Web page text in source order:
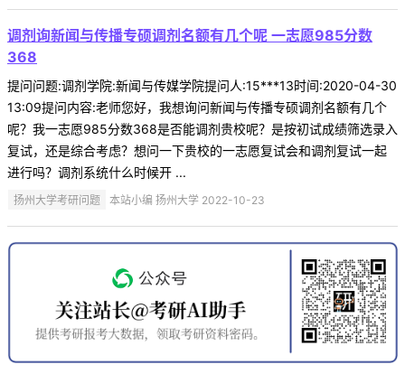
调剂询新闻与传播专硕调剂名额有几个呢 一志愿985分数
368
提问问题:调剂学院:新闻与传媒学院提问人:15***13时间:2020-04-30
13:09提问内容:老师您好，我想询问新闻与传播专硕调剂名额有几个
呢？我一志愿985分数368是否能调剂贵校呢？是按初试成绩筛选录入
复试，还是综合考虑？想问一下贵校的一志愿复试会和调剂复试一起
进行吗？调剂系统什么时候开 ...
扬州大学考研问题 本站小编 扬州大学 2022-10-23